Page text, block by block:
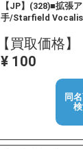
【JP】(328)■拡張
手/Starfield
【買取価格】
¥ 100
同